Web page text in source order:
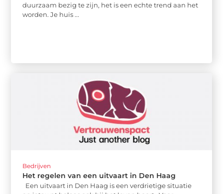
duurzaam bezig te zijn, het is een echte trend aan het
worden. Je huis ...
Bedrijven
Het regelen van een uitvaart in Den Haag
Een uitvaart in Den Haag is een verdrietige situatie